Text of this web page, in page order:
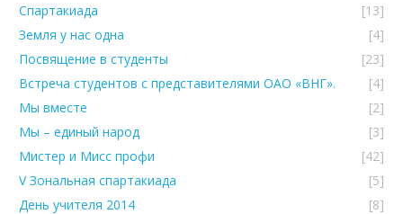
Спартакиада
[13]
Земля у нас одна
[4]
Посвящение в студенты
[23]
Встреча студентов с представителями ОАО «ВНГ».
[4]
Мы вместе
[2]
Мы – единый народ
[3]
Мистер и Мисс профи
[42]
V Зональная спартакиада
[5]
День учителя 2014
[8]